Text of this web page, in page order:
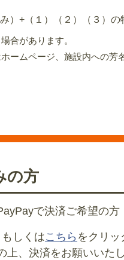
）+（１）（２）（３）の
合があります。
ームページ、施設内への芳
の方
で決済ご希望の方
しくはこちら をクリ
上、決済をお願いいた